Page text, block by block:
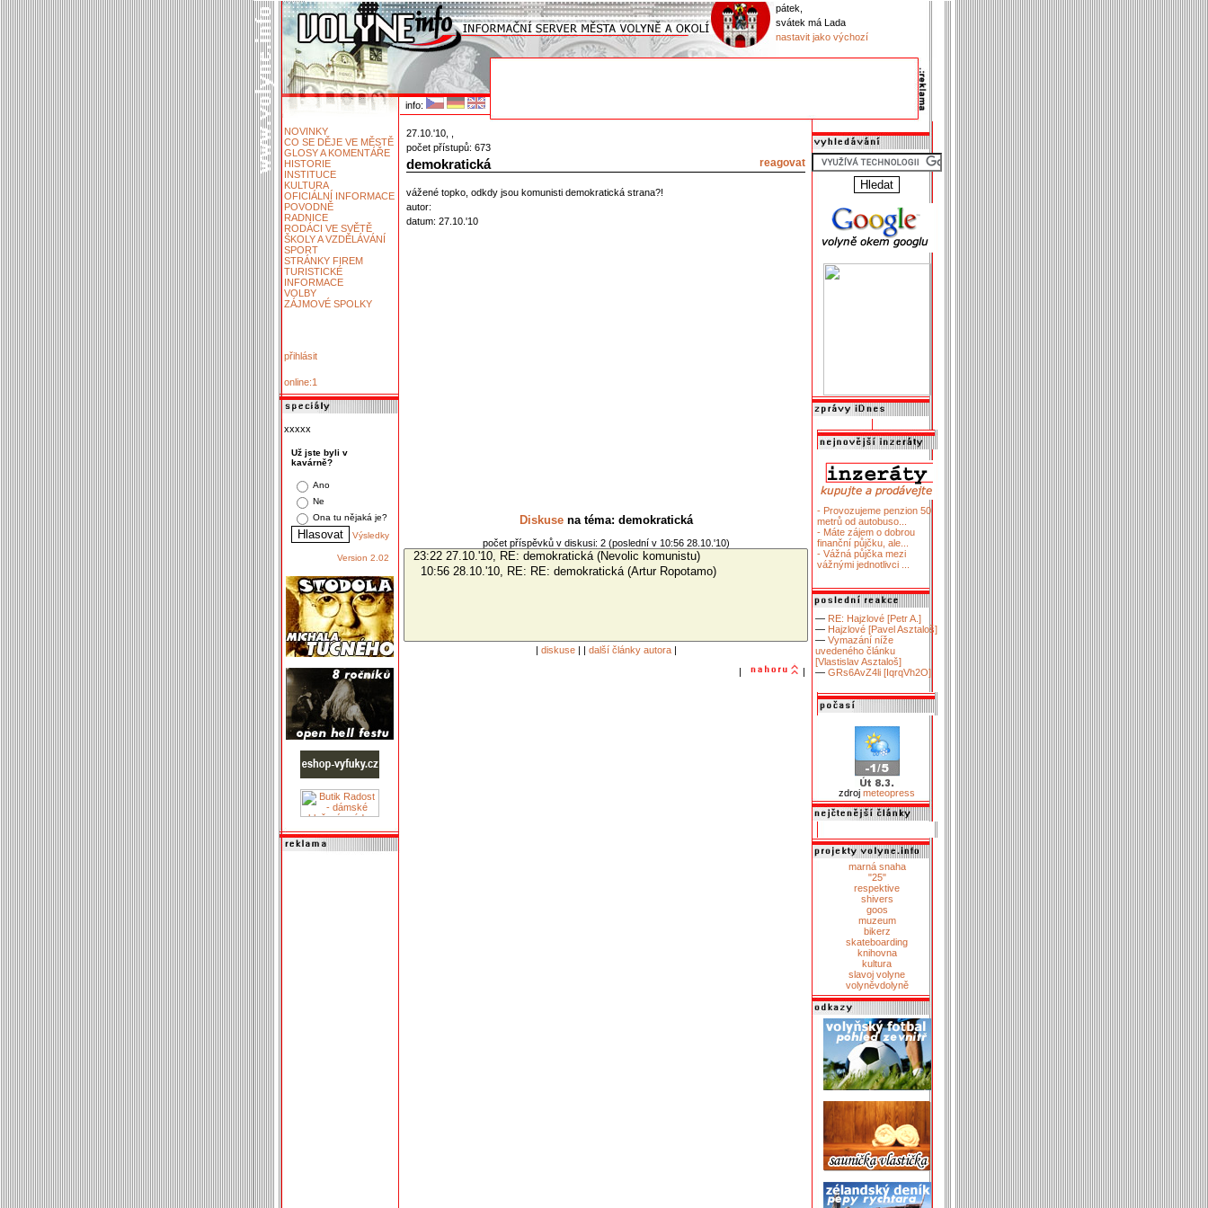
pátek,
svátek má Lada
nastavit jako výchozí
info:
NOVINKY
CO SE DĚJE VE MĚSTĚ
GLOSY A KOMENTÁŘE
HISTORIE
INSTITUCE
KULTURA
OFICIÁLNÍ INFORMACE
POVODNĚ
RADNICE
RODÁCI VE SVĚTĚ
ŠKOLY A VZDĚLÁVÁNÍ
SPORT
STRÁNKY FIREM
TURISTICKÉ
INFORMACE
VOLBY
ZÁJMOVÉ SPOLKY
přihlásit
online:1
xxxxx
Už jste byli v
kavárně?
Ano
Ne
Ona tu nějaká je?
Výsledky
Version 2.02
27.10.'10, ,
počet přístupů: 673
reagovat
demokratická
vážené topko, odkdy jsou komunisti demokratická strana?!
autor:
datum: 27.10.'10
Diskusena téma: demokratická
počet příspěvků v diskusi: 2 (poslední v 10:56 28.10.'10)
| diskuse| | další články autora|
|
|
- Provozujeme penzion 50
metrů od autobuso...
- Máte zájem o dobrou
finanční půjčku, ale...
- Vážná půjčka mezi
vážnými jednotlivci ...
— RE: Hajzlové [Petr A.]
— Hajzlové [Pavel Asztaloš]
— Vymazání níže
uvedeného článku
[Vlastislav Asztaloš]
— GRs6AvZ4li [IqrqVh2O]
zdroj meteopress
marná snaha
"25"
respektive
shivers
goos
muzeum
bikerz
skateboarding
knihovna
kultura
slavoj volyne
volyněvdolyně